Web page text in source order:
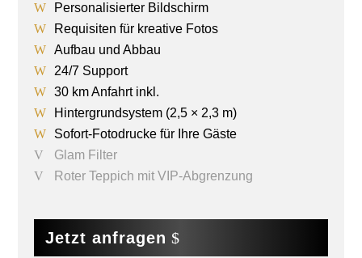
Personalisierter Bildschirm
Requisiten für kreative Fotos
Aufbau und Abbau
24/7 Support
30 km Anfahrt inkl.
Hintergrundsystem (2,5 × 2,3 m)
Sofort-Fotodrucke für Ihre Gäste
Glam Filter
Roter Teppich mit VIP-Abgrenzung
Jetzt anfragen